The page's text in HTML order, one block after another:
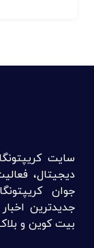
سایت
جوان
جدیدترین
بیت کوین و